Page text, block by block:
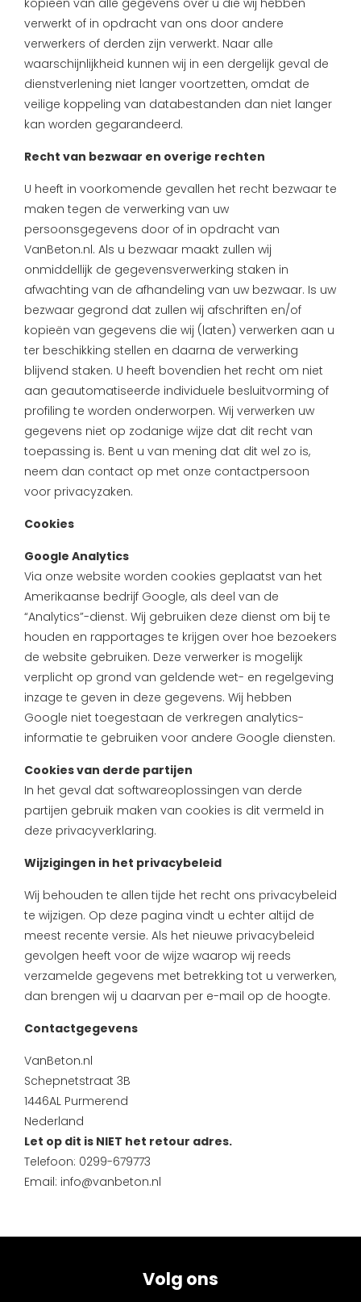
kopieën van alle gegevens over u die wij hebben
verwerkt of in opdracht van ons door andere
verwerkers of derden zijn verwerkt. Naar alle
waarschijnlijkheid kunnen wij in een dergelijk geval de
dienstverlening niet langer voortzetten, omdat de
veilige koppeling van databestanden dan niet langer
kan worden gegarandeerd.
Recht van bezwaar en overige rechten
U heeft in voorkomende gevallen het recht bezwaar te
maken tegen de verwerking van uw
persoonsgegevens door of in opdracht van
VanBeton.nl. Als u bezwaar maakt zullen wij
onmiddellijk de gegevensverwerking staken in
afwachting van de afhandeling van uw bezwaar. Is uw
bezwaar gegrond dat zullen wij afschriften en/of
kopieën van gegevens die wij (laten) verwerken aan u
ter beschikking stellen en daarna de verwerking
blijvend staken. U heeft bovendien het recht om niet
aan geautomatiseerde individuele besluitvorming of
profiling te worden onderworpen. Wij verwerken uw
gegevens niet op zodanige wijze dat dit recht van
toepassing is. Bent u van mening dat dit wel zo is,
neem dan contact op met onze contactpersoon
voor privacyzaken.
Cookies
Google Analytics
Via onze website worden cookies geplaatst van het
Amerikaanse bedrijf Google, als deel van de
“Analytics”-dienst. Wij gebruiken deze dienst om bij te
houden en rapportages te krijgen over hoe bezoekers
de website gebruiken. Deze verwerker is mogelijk
verplicht op grond van geldende wet- en regelgeving
inzage te geven in deze gegevens. Wij hebben
Google niet toegestaan de verkregen analytics-
informatie te gebruiken voor andere Google diensten.
Cookies van derde partijen
In het geval dat softwareoplossingen van derde
partijen gebruik maken van cookies is dit vermeld in
deze privacyverklaring.
Wijzigingen in het privacybeleid
Wij behouden te allen tijde het recht ons privacybeleid
te wijzigen. Op deze pagina vindt u echter altijd de
meest recente versie. Als het nieuwe privacybeleid
gevolgen heeft voor de wijze waarop wij reeds
verzamelde gegevens met betrekking tot u verwerken,
dan brengen wij u daarvan per e-mail op de hoogte.
Contactgegevens
VanBeton.nl
Schepnetstraat 3B
1446AL Purmerend
Nederland
Let op dit is NIET het retour adres.
Telefoon: 0299-679773
Email: info@vanbeton.nl
Volg ons